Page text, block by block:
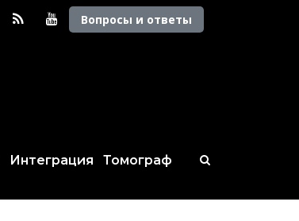
Вопросы и ответы
Интеграция Томограф